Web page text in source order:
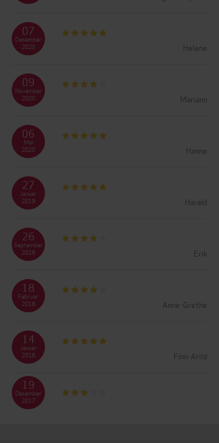
Helene
07
Desember
2020
Mariann
09
November
2020
Hanne
06
Mai
2020
Harald
27
Januar
2019
Erik
26
September
2018
Anne-Grethe
18
Februar
2018
Finn-Arild
14
Januar
2018
19
Desember
2017